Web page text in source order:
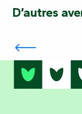
D’autres
Nagez,